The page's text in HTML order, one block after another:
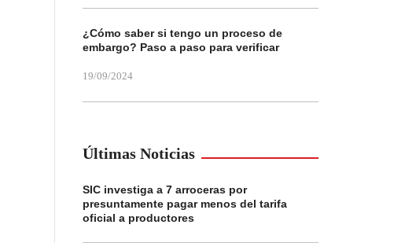
¿Cómo saber si tengo un proceso de
embargo? Paso a paso para verificar
19/09/2024
Últimas Noticias
SIC investiga a 7 arroceras por
presuntamente pagar menos del tarifa
oficial a productores